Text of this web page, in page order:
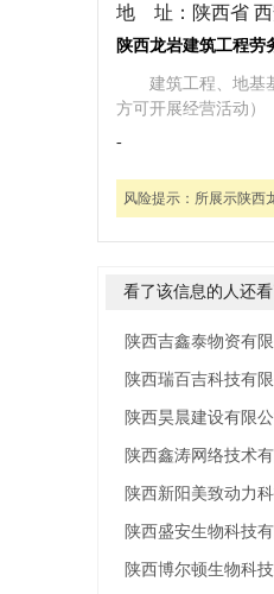
地 址： 陕西省
陕西龙岩建筑工程劳
建筑工程、地基
方可开展经营活动）
-
风险提示： 所展示陕西
看了该信息的人还看
陕西吉鑫泰物资有限
陕西瑞百吉科技有限
陕西昊晨建设有限公
陕西鑫涛网络技术
陕西新阳美致动力
陕西盛安生物科技
陕西博尔顿生物科